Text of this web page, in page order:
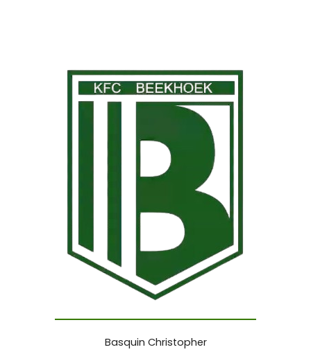
Basquin Christopher